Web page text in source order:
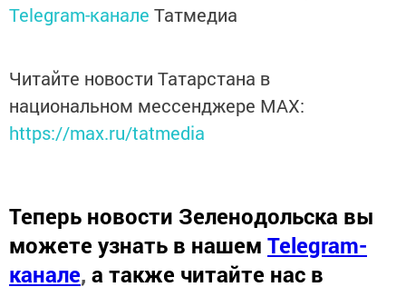
Telegram-канале Татмедиа
Читайте новости Татарстана в
национальном мессенджере MАХ:
https://max.ru/tatmedia
Теперь новости Зеленодольска вы
можете узнать в нашем Telegram-
канале, а также читайте нас в